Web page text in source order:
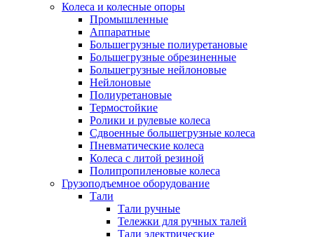
Колеса и колесные опоры
Промышленные
Аппаратные
Большегрузные полиуретановые
Большегрузные обрезиненные
Большегрузные нейлоновые
Нейлоновые
Полиуретановые
Термостойкие
Ролики и рулевые колеса
Сдвоенные большегрузные колеса
Пневматические колеса
Колеса с литой резиной
Полипропиленовые колеса
Грузоподъемное оборудование
Тали
Тали ручные
Тележки для ручных талей
Тали электрические